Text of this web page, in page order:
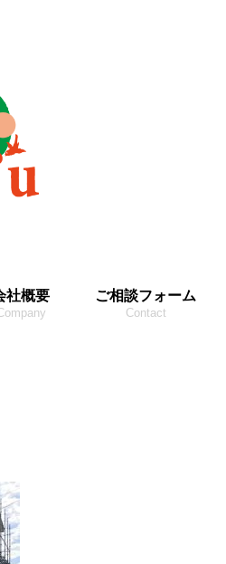
社概要 ご相談フォーム
Contact